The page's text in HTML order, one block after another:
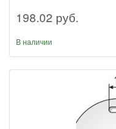
198.02 руб.
В наличии